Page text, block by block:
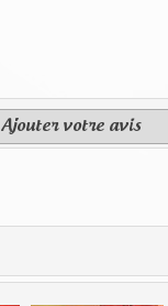
Ajouter votre avis